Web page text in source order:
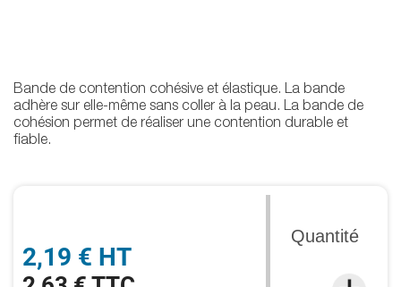
2,19 € HT
Quantité
Bande de contention cohésive et élastique. La bande
adhère sur elle-même sans coller à la peau. La bande de
cohésion permet de réaliser une contention durable et
fiable.